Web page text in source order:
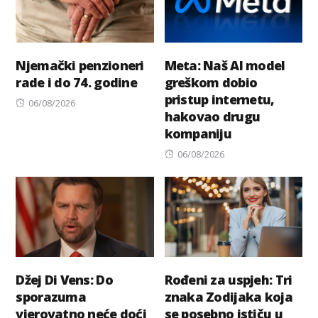
Njemački penzioneri
rade i do 74. godine
Posted
06/08/2026
Meta: Naš AI model
greškom dobio
pristup internetu,
hakovao drugu
kompaniju
Posted
06/08/2026
Džej Di Vens: Do
sporazuma
vjerovatno neće doći
Rođeni za uspjeh: Tri
znaka Zodijaka koja
se posebno ističu u